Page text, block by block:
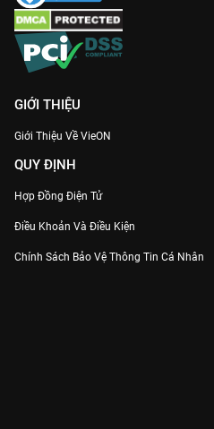
GIỚI THIỆU
Giới Thiệu Về VieON
QUY ĐỊNH
Hợp Đồng Điện Tử
Điều Khoản Và Điều Kiện
Chính Sách Bảo Vệ Thông Tin Cá Nhân